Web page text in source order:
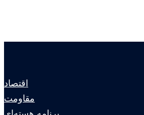
اقتصاد
مقاومت